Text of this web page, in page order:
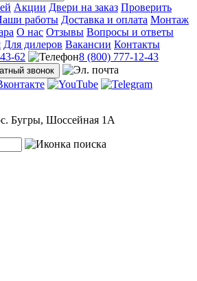
Акции Двери на заказ Проверить
работы Доставка и оплата Монтаж
О нас Отзывы Вопросы и ответы
Для дилеров Вакансии Контакты
62
8 (800) 777-12-43
звонок
Бугры, Шоссейная 1А